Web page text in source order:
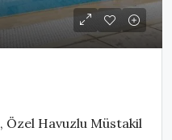
Özel Havuzlu Müstakil